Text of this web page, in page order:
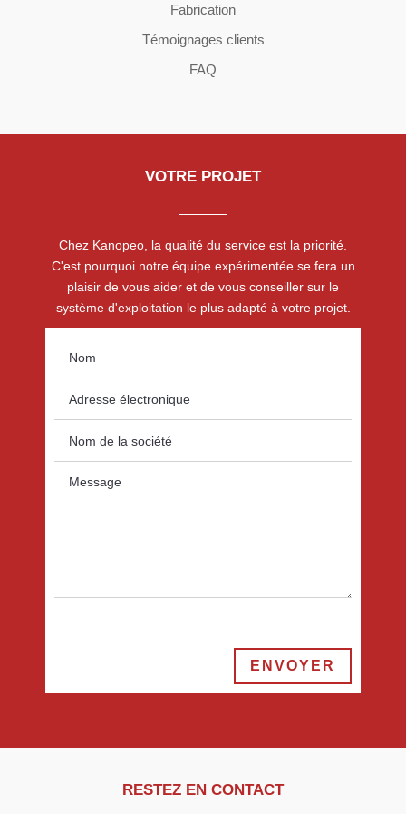
Fabrication
Témoignages clients
FAQ
VOTRE PROJET
Chez Kanopeo, la qualité du service est la priorité.
C'est pourquoi notre équipe expérimentée se fera un
plaisir de vous aider et de vous conseiller sur le
système d'exploitation le plus adapté à votre projet.
ENVOYER
RESTEZ EN CONTACT